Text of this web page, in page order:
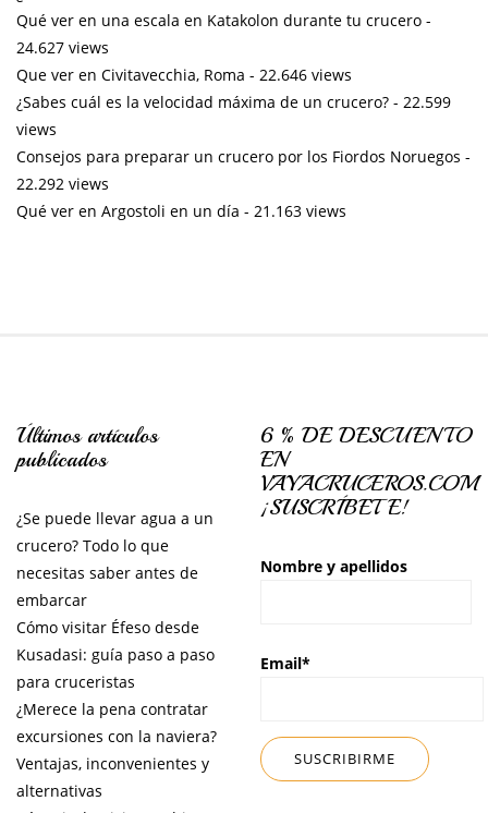
Qué ver en una escala en Katakolon durante tu crucero -
24.627 views
Que ver en Civitavecchia, Roma - 22.646 views
¿Sabes cuál es la velocidad máxima de un crucero? - 22.599
views
Consejos para preparar un crucero por los Fiordos Noruegos -
22.292 views
Qué ver en Argostoli en un día - 21.163 views
Últimos artículos
publicados
¿Se puede llevar agua a un
crucero? Todo lo que
necesitas saber antes de
embarcar
Cómo visitar Éfeso desde
Kusadasi: guía paso a paso
para cruceristas
¿Merece la pena contratar
excursiones con la naviera?
Ventajas, inconvenientes y
alternativas
6 % DE DESCUENTO
EN
VAYACRUCEROS.COM
¡SUSCRÍBETE!
Nombre y apellidos
Email*